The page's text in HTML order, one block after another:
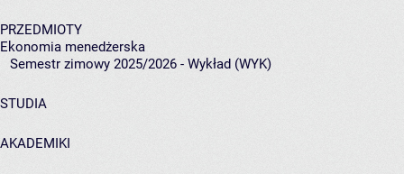
PRZEDMIOTY
Ekonomia menedżerska
Semestr zimowy 2025/2026 - Wykład (WYK)
STUDIA
AKADEMIKI